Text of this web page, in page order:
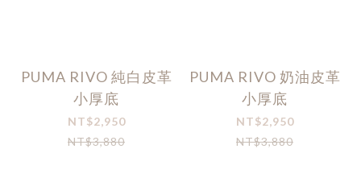
PUMA RIVO 純白皮革
小厚底
NT$2,950
NT$3,880
PUMA RIVO 奶油皮革
小厚底
NT$2,950
NT$3,880